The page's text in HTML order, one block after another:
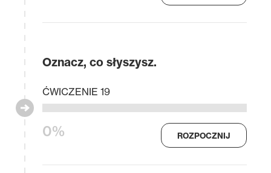
Oznacz, co słyszysz.
0%
ĆWICZENIE 19
ROZPOCZNIJ